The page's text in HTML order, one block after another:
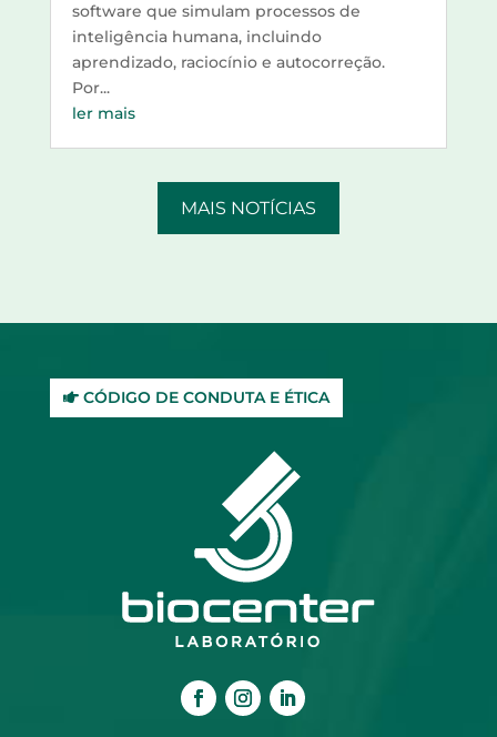
software que simulam processos de
inteligência humana, incluindo
aprendizado, raciocínio e autocorreção.
Por...
ler mais
MAIS NOTÍCIAS
CÓDIGO DE CONDUTA E ÉTICA